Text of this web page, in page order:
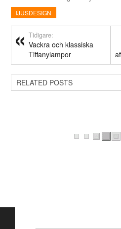
IJUSDESIGN
Tidigare:
Vackra och klassiska
Tiffanylampor
RELATED POSTS